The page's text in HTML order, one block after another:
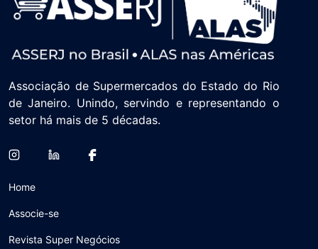
Associação de Supermercados do Estado do Rio
de Janeiro. Unindo, servindo e representando o
setor há mais de 5 décadas.
Home
Associe-se
Revista Super Negócios